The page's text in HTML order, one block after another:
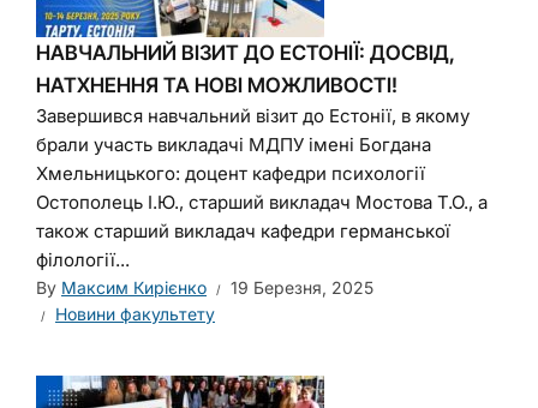
НАВЧАЛЬНИЙ ВІЗИТ ДО ЕСТОНІЇ: ДОСВІД,
НАТХНЕННЯ ТА НОВІ МОЖЛИВОСТІ!
Завершився навчальний візит до Естонії, в якому
брали участь викладачі МДПУ імені Богдана
Хмельницького: доцент кафедри психології
Остополець І.Ю., старший викладач Мостова Т.О., а
також старший викладач кафедри германської
філології...
By Максим Кирієнко
19 Березня, 2025
Новини факультету